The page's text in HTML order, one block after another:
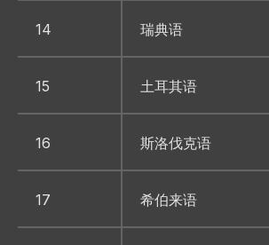
14 瑞典语
15 土耳其语
16 斯洛伐克语
17 希伯来语